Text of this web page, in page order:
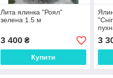
Лита ялинка "Роял"
зелена 1.5 м
3 400₴
Купити
3